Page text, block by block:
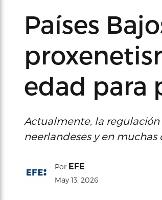
Países
edad para
Actualmente, la
neerlandeses y en
Por EFE
May 13, 2026